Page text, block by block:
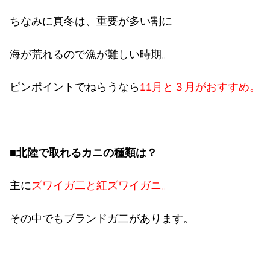
ちなみに真冬は、重要が多い割に
海が荒れるので漁が難しい時期。
ピンポイントでねらうなら11月と３月がおすすめ。
■北陸で取れるカニの種類は？
主にズワイガ二と紅ズワイガニ。
その中でもブランドガ二があります。